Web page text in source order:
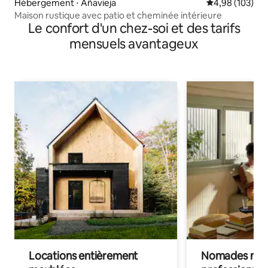
Hébergement ⋅ Añavieja Évaluation
4,98 (103)
Maison rustique avec patio et cheminée intérieure
Le confort d'un chez-soi et des tarifs
mensuels avantageux
Locations entièrement
Nomades